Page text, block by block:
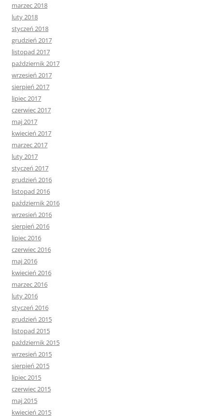
marzec 2018
luty 2018
styczeń 2018
grudzień 2017
listopad 2017
październik 2017
wrzesień 2017
sierpień 2017
lipiec 2017
czerwiec 2017
maj 2017
kwiecień 2017
marzec 2017
luty 2017
styczeń 2017
grudzień 2016
listopad 2016
październik 2016
wrzesień 2016
sierpień 2016
lipiec 2016
czerwiec 2016
maj 2016
kwiecień 2016
marzec 2016
luty 2016
styczeń 2016
grudzień 2015
listopad 2015
październik 2015
wrzesień 2015
sierpień 2015
lipiec 2015
czerwiec 2015
maj 2015
kwiecień 2015